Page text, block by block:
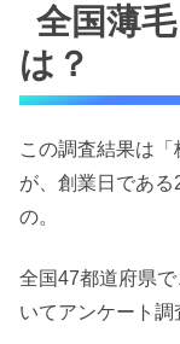
全国薄
は？
この調査結果は「
が、創業日であ
の。
全国47都道府県
いてアンケート調